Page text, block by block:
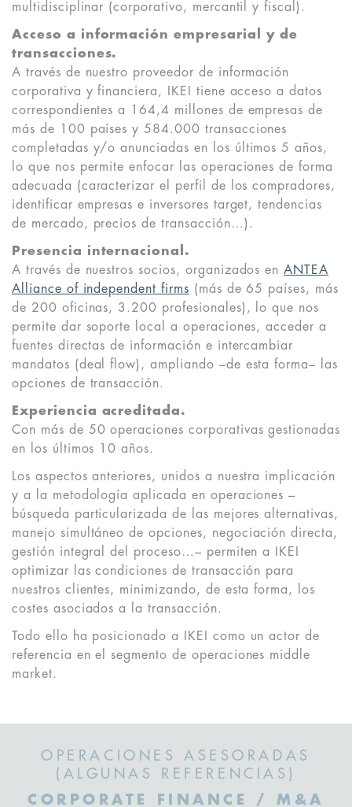
multidisciplinar (corporativo, mercantil y fiscal).
Acceso a información empresarial y de
transacciones.
A través de nuestro proveedor de información
corporativa y financiera, IKEI tiene acceso a datos
correspondientes a 164,4 millones de empresas de
más de 100 países y 584.000 transacciones
completadas y/o anunciadas en los últimos 5 años,
lo que nos permite enfocar las operaciones de forma
adecuada (caracterizar el perfil de los compradores,
identificar empresas e inversores target, tendencias
de mercado, precios de transacción…).
Presencia internacional.
A través de nuestros socios, organizados enANTEA
Alliance of independent firms (más de 65 países, más
de 200 oficinas, 3.200 profesionales), lo que nos
permite dar soporte local a operaciones, acceder a
fuentes directas de información e intercambiar
mandatos (deal flow), ampliando –de esta forma– las
opciones de transacción.
Experiencia acreditada.
Con más de 50 operaciones corporativas gestionadas
en los últimos 10 años.
Los aspectos anteriores, unidos a nuestra implicación
y a la metodología aplicada en operaciones –
búsqueda particularizada de las mejores alternativas,
manejo simultáneo de opciones, negociación directa,
gestión integral del proceso…– permiten a IKEI
optimizar las condiciones de transacción para
nuestros clientes, minimizando, de esta forma, los
costes asociados a la transacción.
Todo ello ha posicionado a IKEI como un actor de
referencia en el segmento de operaciones middle
market.
OPERACIONES ASESORADAS
(ALGUNAS REFERENCIAS)
CORPORATE FINANCE / M&A